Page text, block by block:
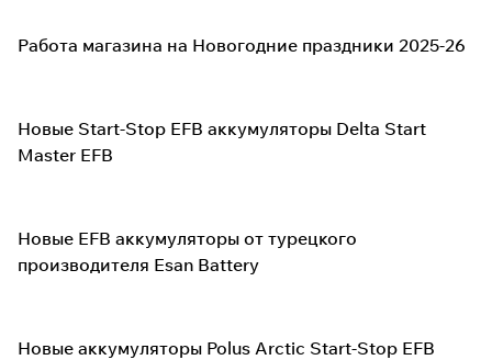
Работа магазина на Новогодние праздники 2025-26
Новые Start-Stop EFB аккумуляторы Delta Start
Master EFB
Новые EFB аккумуляторы от турецкого
производителя Esan Battery
Новые аккумуляторы Polus Arctic Start-Stop EFB